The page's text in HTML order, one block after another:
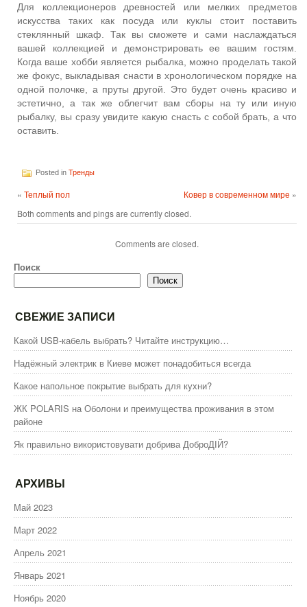
Для коллекционеров древностей или мелких предметов
искусства таких как посуда или куклы стоит поставить
стеклянный шкаф. Так вы сможете и сами наслаждаться
вашей коллекцией и демонстрировать ее вашим гостям.
Когда ваше хобби является рыбалка, можно проделать такой
же фокус, выкладывая снасти в хронологическом порядке на
одной полочке, а пруты другой. Это будет очень красиво и
эстетично, а так же облегчит вам сборы на ту или иную
рыбалку, вы сразу увидите какую снасть с собой брать, а что
оставить.
Posted in Тренды
« Теплый пол Ковер в современном мире »
Both comments and pings are currently closed.
Comments are closed.
Поиск
Поиск
СВЕЖИЕ ЗАПИСИ
Какой USB-кабель выбрать? Читайте инструкцию…
Надёжный электрик в Киеве может понадобиться всегда
Какое напольное покрытие выбрать для кухни?
ЖК POLARIS на Оболони и преимущества проживания в этом
районе
Як правильно використовувати добрива ДоброДІЙ?
АРХИВЫ
Май 2023
Март 2022
Апрель 2021
Январь 2021
Ноябрь 2020